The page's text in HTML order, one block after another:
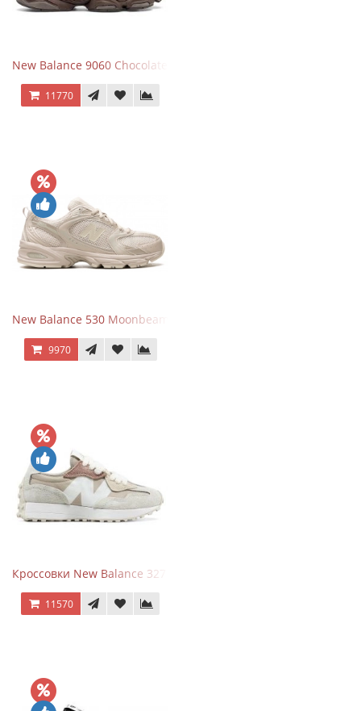
New Balance 9060 Chocolate Brown
11770
New Balance 530 Moonbeam Sea Salt
9970
Кроссовки New Balance 327 Beige Pink
11570